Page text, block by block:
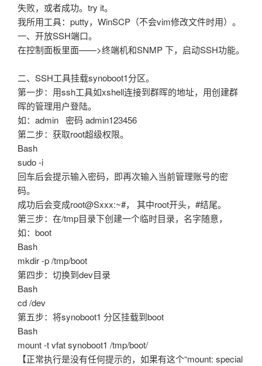
失败，或者成功。try it。
我所用工具：putty，WinSCP（不会vim修改文件时用）。
一、开放SSH端口。
在控制面板里面——>终端机和SNMP 下，启动SSH功能。
二、SSH工具挂载synoboot1分区。
第一步：用ssh工具如xshell连接到群晖的地址，用创建群
晖的管理用户登陆。
如：admin 密码 admin123456
第二步：获取root超级权限。
Bash
sudo -i
回车后会提示输入密码，即再次输入当前管理账号的密
码。
成功后会变成root@Sxxx:~#， 其中root开头，#结尾。
第三步：在/tmp目录下创建一个临时目录，名字随意，
如：boot
Bash
mkdir -p /tmp/boot
第四步：切换到dev目录
Bash
cd /dev
第五步：将synoboot1 分区挂载到boot
Bash
mount -t vfat synoboot1 /tmp/boot/
【正常执行是没有任何提示的，如果有这个“mount: special